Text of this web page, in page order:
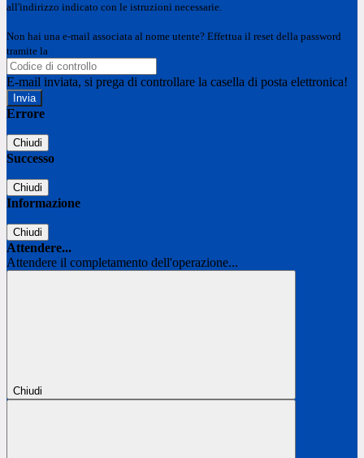
all'indirizzo indicato con le istruzioni necessarie.
Non hai una e-mail associata al nome utente? Effettua il reset della password
tramite la
E-mail inviata, si prega di controllare la casella di posta elettronica!
Errore
Chiudi
Successo
Chiudi
Informazione
Chiudi
Attendere...
Attendere il completamento dell'operazione...
Chiudi